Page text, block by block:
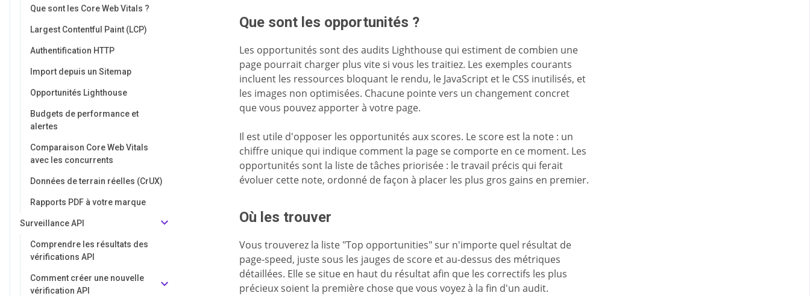
Que sont les Core Web Vitals ?
Largest Contentful Paint (LCP)
Authentification HTTP
Import depuis un Sitemap
Opportunités Lighthouse
Budgets de performance et
alertes
Comparaison Core Web Vitals
avec les concurrents
Données de terrain réelles (CrUX)
Rapports PDF à votre marque
Surveillance API
Comprendre les résultats des
vérifications API
Comment créer une nouvelle
vérification API
Que sont les opportunités ?
Les opportunités sont des audits Lighthouse qui estiment de combien une
page pourrait charger plus vite si vous les traitiez. Les exemples courants
incluent les ressources bloquant le rendu, le JavaScript et le CSS inutilisés, et
les images non optimisées. Chacune pointe vers un changement concret
que vous pouvez apporter à votre page.
Il est utile d'opposer les opportunités aux scores. Le score est la note : un
chiffre unique qui indique comment la page se comporte en ce moment. Les
opportunités sont la liste de tâches priorisée : le travail précis qui ferait
évoluer cette note, ordonné de façon à placer les plus gros gains en premier.
Où les trouver
Vous trouverez la liste "Top opportunities" sur n'importe quel résultat de
page-speed, juste sous les jauges de score et au-dessus des métriques
détaillées. Elle se situe en haut du résultat afin que les correctifs les plus
précieux soient la première chose que vous voyez à la fin d'un audit.